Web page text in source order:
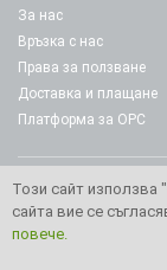
За нас
Връзка с нас
Права за ползване
Доставка и плащане
Платформа за ОРС
Този сайт използва
сайта вие се
повече.